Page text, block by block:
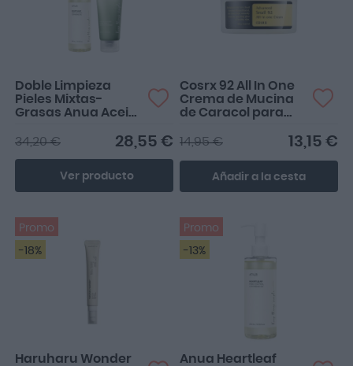
Doble Limpieza
Pieles Mixtas-
Grasas Anua Aceite
200ml + Gel
28,55 €
34,20 €
Ver producto
Cosrx 92 All In One
Crema de Mucina
de Caracol para
Maduras/Secas
13,15 €
14,95 €
Añadir a la cesta
Promo
-18%
Haruharu Wonder
Promo
-13%
Anua Heartleaf